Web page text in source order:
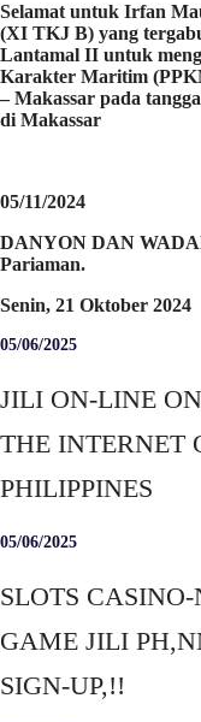
Selamat untuk Irfan
(XI TKJ B) yang
Lantamal II untuk
Karakter Maritim
– Makassar pada
di Makassar
05/11/2024
DANYON DAN
Pariaman.
Senin, 21 Oktober 2024
05/06/2025
JILI ON-LINE
THE INTERNET
PHILIPPINES
05/06/2025
SLOTS
GAME JILI
SIGN-UP,!!